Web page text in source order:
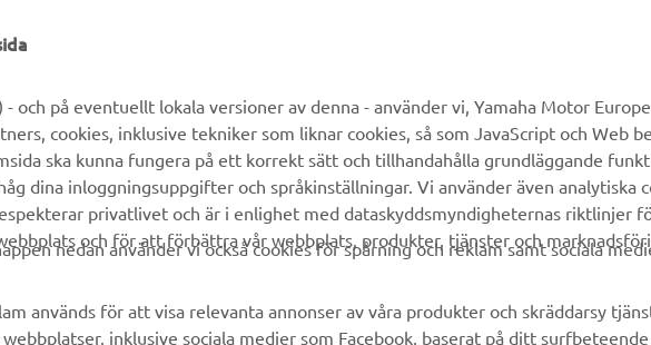
system
Yamaha Music
Yamaha Racing
Yamaha Motor Global
Mobilappar
Reservdelskatalog
Yamaha-återförsäljare
Hantering av avfall från
batterier
och på eventuellt lokala versioner av denna - använder vi, Yamaha Motor
cookies, inklusive tekniker som liknar cookies, så som JavaScript och Web
ska kunna fungera på ett korrekt sätt och tillhandahålla grundläggande
dina inloggningsuppgifter och språkinställningar. Vi använder även analytiska
privatlivet och är i enlighet med dataskyddsmyndigheternas riktlinjer
och för att förbättra vår webbplats, produkter, tjänster och
nedan använder vi också cookies för spårning och reklam samt sociala
används för att visa relevanta annonser av våra produkter och skräddarsy
inklusive sociala medier som Facebook, baserat på ditt